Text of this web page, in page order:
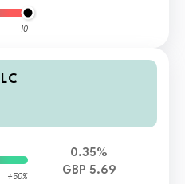
10
+50%
0.35%
GBP 5.69